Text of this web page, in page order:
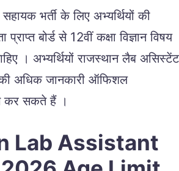
भर्ती के लिए अभ्यर्थियों की
प्राप्त बोर्ड से 12वीं कक्षा विज्ञान विषय
। अभ्यर्थियों राजस्थान लैब असिस्टेंट
की अधिक जानकारी ऑफिशल
कर सकते हैं ।
Lab Assistant